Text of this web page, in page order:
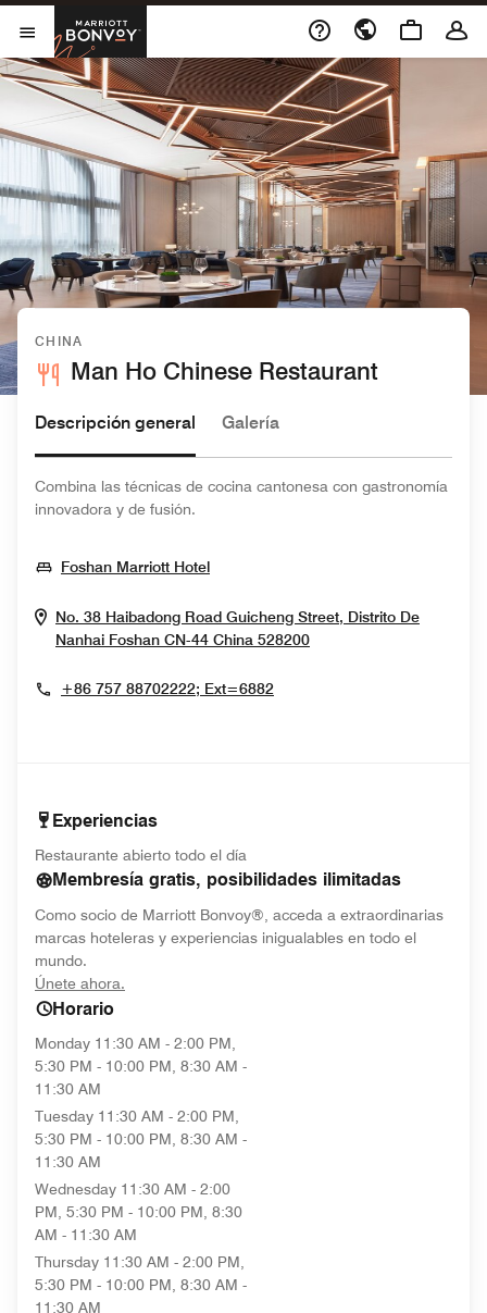
Skip to Content
Abrir el menú
Marriott Bonvoy
CHINA
Man Ho Chinese Restaurant
Descripción general Galería
Combina las técnicas de cocina cantonesa con gastronomía
innovadora y de fusión.
Foshan Marriott HotelOpens In New Window
No. 38 Haibadong Road Guicheng Street, Distrito De
Nanhai Foshan CN-44 China 528200Opens In New Window
+86 757 88702222; Ext=6882
Experiencias
Restaurante abierto todo el día
Membresía gratis, posibilidades ilimitadas
Como socio de Marriott Bonvoy®, acceda a extraordinarias
marcas hoteleras y experiencias inigualables en todo el
mundo.
Únete ahora.
Horario
Monday 11:30 AM - 2:00 PM,
5:30 PM - 10:00 PM, 8:30 AM -
11:30 AM
Tuesday 11:30 AM - 2:00 PM,
5:30 PM - 10:00 PM, 8:30 AM -
11:30 AM
Wednesday 11:30 AM - 2:00
PM, 5:30 PM - 10:00 PM, 8:30
AM - 11:30 AM
Thursday 11:30 AM - 2:00 PM,
5:30 PM - 10:00 PM, 8:30 AM -
11:30 AM